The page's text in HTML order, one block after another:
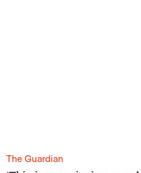
The Guardian